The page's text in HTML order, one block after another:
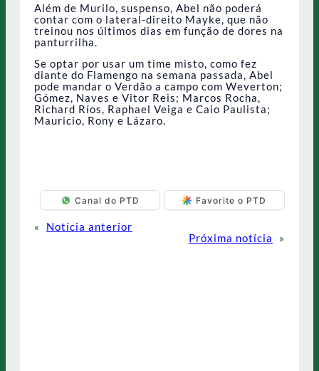
Além de Murilo, suspenso, Abel não poderá
contar com o lateral-direito Mayke, que não
treinou nos últimos dias em função de dores na
panturrilha.
Se optar por usar um time misto, como fez
diante do Flamengo na semana passada, Abel
pode mandar o Verdão a campo com Weverton;
Gómez, Naves e Vitor Reis; Marcos Rocha,
Richard Ríos, Raphael Veiga e Caio Paulista;
Mauricio, Rony e Lázaro.
Canal do PTD Favorite o PTD
«
Notícia anterior
Próxima notícia
»